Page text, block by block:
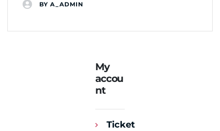
BY A_ADMIN
My
accou
nt
Ticket